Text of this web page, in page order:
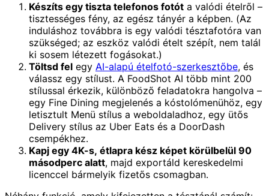
Készíts egy tiszta telefonos fotót a valódi ételről –
tisztességes fény, az egész tányér a képben. (Az
induláshoz továbbra is egy valódi tésztafotóra van
szükséged; az eszköz valódi ételt szépít, nem talál
ki sosem létezett fogásokat.)
Töltsd fel egy AI-alapú ételfotó-szerkesztőbe, és
válassz egy stílust. A FoodShot AI több mint 200
stílussal érkezik, különböző feladatokra hangolva –
egy Fine Dining megjelenés a kóstolómenühöz, egy
letisztult Menü stílus a weboldaladhoz, egy ütős
Delivery stílus az Uber Eats és a DoorDash
csempékhez.
Kapj egy 4K-s, étlapra kész képet körülbelül 90
másodperc alatt, majd exportáld kereskedelmi
licenccel bármelyik fizetős csomagban.